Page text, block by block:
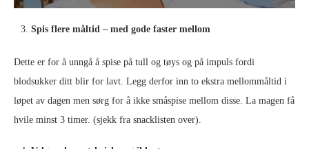
Spis flere måltid – med gode faster mellom
Dette er for å unngå å spise på tull og tøys og på impuls fordi
blodsukker ditt blir for lavt. Legg derfor inn to ekstra mellommåltid i
løpet av dagen men sørg for å ikke småspise mellom disse. La magen få
hvile minst 3 timer. (sjekk fra snacklisten over).